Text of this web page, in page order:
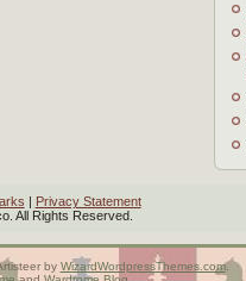
| Privacy Statement
All Rights Reserved.
by WizardWordpressThemes.com.